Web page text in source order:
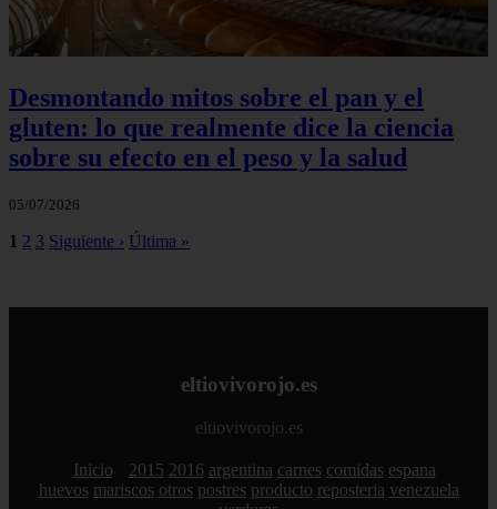
Desmontando mitos sobre el pan y el
gluten: lo que realmente dice la ciencia
sobre su efecto en el peso y la salud
05/07/2026
1 2 3 Siguiente › Última »
eltiovivorojo.es
eltiovivorojo.es
Inicio 2015 2016 argentina carnes comidas espana
huevos mariscos otros postres producto reposteria venezuela